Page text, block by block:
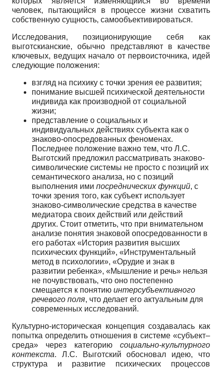
человек, пытающийся в процессе жизни схватить
собственную сущность, самообъективироваться.
Исследования, позиционирующие себя как
выготскианские, обычно представляют в качестве
ключевых, ведущих начало от первоисточника, идей
следующие положения:
взгляд на психику с точки зрения ее развития;
понимание высшей психической деятельности
индивида как производной от социальной
жизни;
представление о социальных и
индивидуальных действиях субъекта как о
знаково-опосредованных феноменах.
Последнее положение важно тем, что Л.С.
Выготский предложил рассматривать знаково-
символические системы не просто с позиций их
семантического анализа, но с позиций
выполнения ими посреднических функций, с
точки зрения того, как субъект использует
знаково-символические средства в качестве
медиатора своих действий или действий
других. Стоит отметить, что при внимательном
анализе понятия знаковой опосредованности в
его работах «История развития высших
психических функций», «Инструментальный
метод в психологии», «Орудие и знак в
развитии ребенка», «Мышление и речь» нельзя
не почувствовать, что оно постепенно
смещается к понятию интерсубъективного
речевого поля, что делает его актуальным для
современных исследований.
Культурно-историческая концепция создавалась как
попытка определить отношения в системе «субъект–
среда» через категорию социально-культурного
контекста. Л.С. Выготский обосновал идею, что
структура и развитие психических процессов